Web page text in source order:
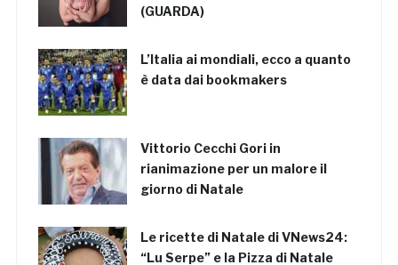
(GUARDA)
L’Italia ai mondiali, ecco a quanto
è data dai bookmakers
Vittorio Cecchi Gori in
rianimazione per un malore il
giorno di Natale
Le ricette di Natale di VNews24:
“Lu Serpe” e la Pizza di Natale